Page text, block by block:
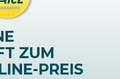
ZUM
PREIS